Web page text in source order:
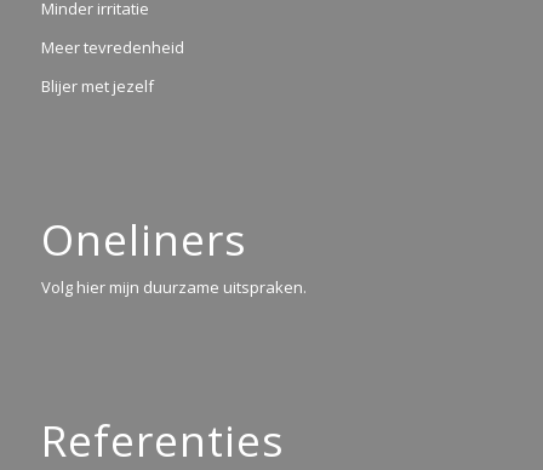
Minder irritatie
Meer tevredenheid
Blijer met jezelf
Oneliners
Volg hier mijn duurzame uitspraken.
Referenties